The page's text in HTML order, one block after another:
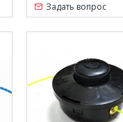
Задать вопрос